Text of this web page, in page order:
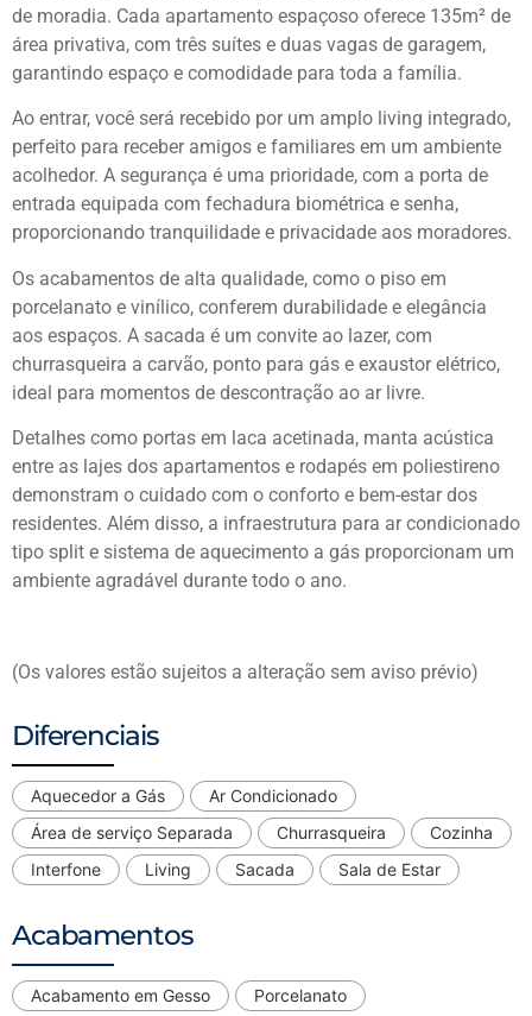
de moradia. Cada apartamento espaçoso oferece 135m² de
área privativa, com três suítes e duas vagas de garagem,
garantindo espaço e comodidade para toda a família.
Ao entrar, você será recebido por um amplo living integrado,
perfeito para receber amigos e familiares em um ambiente
acolhedor. A segurança é uma prioridade, com a porta de
entrada equipada com fechadura biométrica e senha,
proporcionando tranquilidade e privacidade aos moradores.
Os acabamentos de alta qualidade, como o piso em
porcelanato e vinílico, conferem durabilidade e elegância
aos espaços. A sacada é um convite ao lazer, com
churrasqueira a carvão, ponto para gás e exaustor elétrico,
ideal para momentos de descontração ao ar livre.
Detalhes como portas em laca acetinada, manta acústica
entre as lajes dos apartamentos e rodapés em poliestireno
demonstram o cuidado com o conforto e bem-estar dos
residentes. Além disso, a infraestrutura para ar condicionado
tipo split e sistema de aquecimento a gás proporcionam um
ambiente agradável durante todo o ano.
(Os valores estão sujeitos a alteração sem aviso prévio)
Diferenciais
Aquecedor a Gás
Ar Condicionado
Área de serviço Separada
Churrasqueira
Cozinha
Interfone
Living Sacada Sala de Estar
Acabamentos
Acabamento em Gesso Porcelanato